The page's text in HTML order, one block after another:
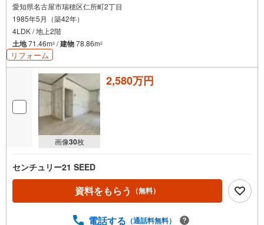
愛知県名古屋市瑞穂区仁所町2丁目
1985年5月（築42年）
4LDK / 地上2階
土地71.46m2 /建物78.86m2
リフォーム
画像30枚
2,580万円
センチュリー21 SEED
資料をもらう （無料）
電話する （通話料無料）